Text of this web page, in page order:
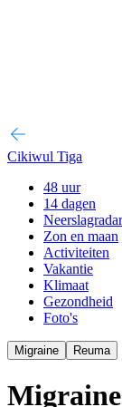
Cikiwul Tiga
48 uur
14 dagen
Neerslagradar
Zon en maan
Activiteiten
Vakantie
Klimaat
Gezondheid
Foto's
Migraine Reuma
Migraine